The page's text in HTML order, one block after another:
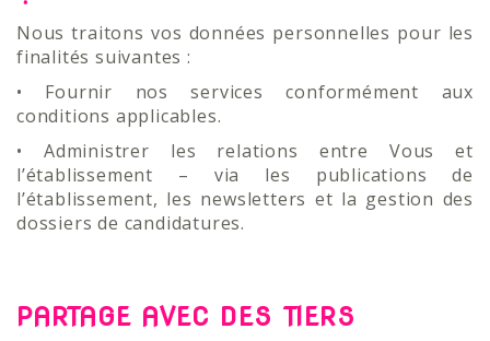
Nous traitons vos données personnelles pour les
finalités suivantes :
• Fournir nos services conformément aux
conditions applicables.
• Administrer les relations entre Vous et
l’établissement – via les publications de
l’établissement, les newsletters et la gestion des
dossiers de candidatures.
PARTAGE AVEC DES TIERS